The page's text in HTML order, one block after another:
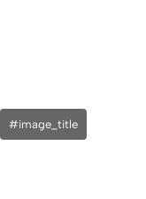
#image_title